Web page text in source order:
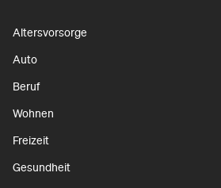
Altersvorsorge
Auto
Beruf
Wohnen
Freizeit
Gesundheit